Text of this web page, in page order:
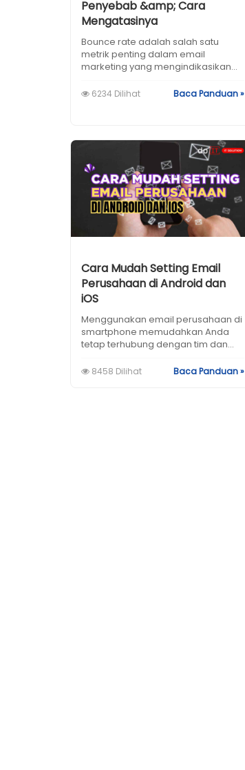
Penyebab &amp; Cara
Mengatasinya
Bounce rate adalah salah satu
metrik penting dalam email
marketing yang mengindikasikan...
6234 Dilihat Baca Panduan »
Cara Mudah Setting Email
Perusahaan di Android dan
iOS
Menggunakan email perusahaan di
smartphone memudahkan Anda
tetap terhubung dengan tim dan...
8458 Dilihat Baca Panduan »